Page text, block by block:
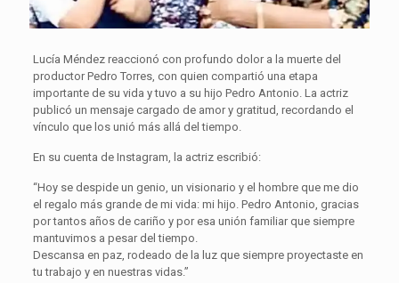
Lucía Méndez reaccionó con profundo dolor a la muerte del
productor Pedro Torres, con quien compartió una etapa
importante de su vida y tuvo a su hijo Pedro Antonio. La actriz
publicó un mensaje cargado de amor y gratitud, recordando el
vínculo que los unió más allá del tiempo.
En su cuenta de Instagram, la actriz escribió:
“Hoy se despide un genio, un visionario y el hombre que me dio
el regalo más grande de mi vida: mi hijo. Pedro Antonio, gracias
por tantos años de cariño y por esa unión familiar que siempre
mantuvimos a pesar del tiempo.
Descansa en paz, rodeado de la luz que siempre proyectaste en
tu trabajo y en nuestras vidas.”